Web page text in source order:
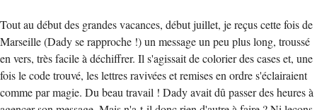
Tout au début des grandes vacances, début juillet, je reçus cette fois de
Marseille (Dady se rapproche !) un message un peu plus long, troussé
en vers, très facile à déchiffrer. Il s'agissait de colorier des cases et, une
fois le code trouvé, les lettres ravivées et remises en ordre s'éclairaient
comme par magie. Du beau travail ! Dady avait dû passer des heures à